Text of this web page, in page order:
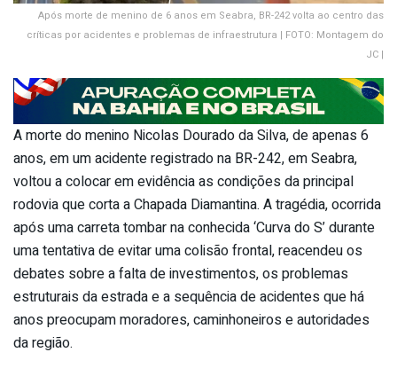
Após morte de menino de 6 anos em Seabra, BR-242 volta ao centro das
críticas por acidentes e problemas de infraestrutura | FOTO: Montagem do
JC |
A morte do menino Nicolas Dourado da Silva, de apenas 6
anos, em um acidente registrado na BR-242, em Seabra,
voltou a colocar em evidência as condições da principal
rodovia que corta a Chapada Diamantina. A tragédia, ocorrida
após uma carreta tombar na conhecida ‘Curva do S’ durante
uma tentativa de evitar uma colisão frontal, reacendeu os
debates sobre a falta de investimentos, os problemas
estruturais da estrada e a sequência de acidentes que há
anos preocupam moradores, caminhoneiros e autoridades
da região.